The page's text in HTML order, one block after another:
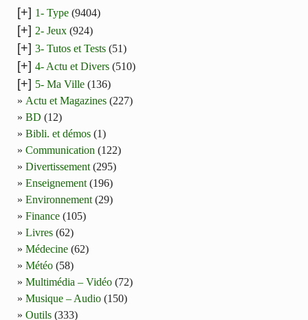
[+] 1- Type (9404)
[+] 2- Jeux (924)
[+] 3- Tutos et Tests (51)
[+] 4- Actu et Divers (510)
[+] 5- Ma Ville (136)
Actu et Magazines (227)
BD (12)
Bibli. et démos (1)
Communication (122)
Divertissement (295)
Enseignement (196)
Environnement (29)
Finance (105)
Livres (62)
Médecine (62)
Météo (58)
Multimédia – Vidéo (72)
Musique – Audio (150)
Outils (333)